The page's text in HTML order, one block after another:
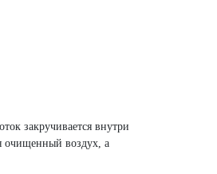
закручивается внутри
очищенный воздух, а